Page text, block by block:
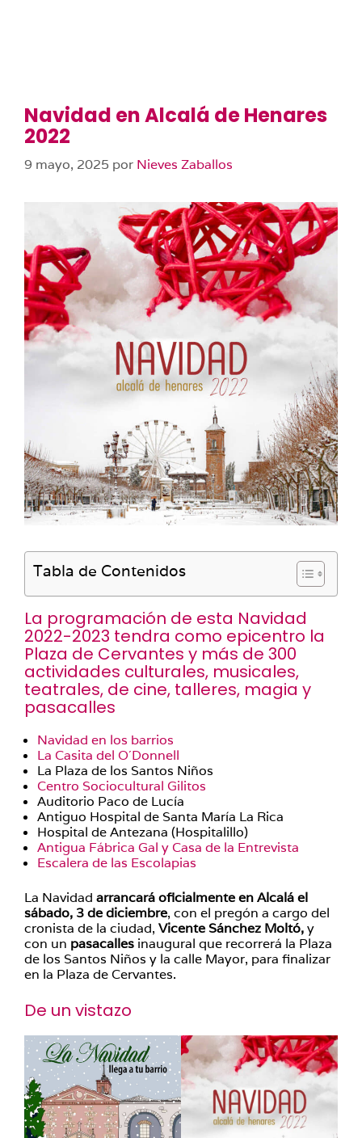
Navidad en Alcalá de Henares
2022
9 mayo, 2025 por Nieves Zaballos
Tabla de Contenidos
La programación de esta Navidad
2022-2023 tendra como epicentro la
Plaza de Cervantes y más de 300
actividades culturales, musicales,
teatrales, de cine, talleres, magia y
pasacalles
Navidad en los barrios
La Casita del O´Donnell
La Plaza de los Santos Niños
Centro Sociocultural Gilitos
Auditorio Paco de Lucía
Antiguo Hospital de Santa María La Rica
Hospital de Antezana (Hospitalillo)
Antigua Fábrica Gal y Casa de la Entrevista
Escalera de las Escolapias
La Navidad arrancará oficialmente en Alcalá el
sábado, 3 de diciembre, con el pregón a cargo del
cronista de la ciudad, Vicente Sánchez Moltó,y
con un pasacalles inaugural que recorrerá la Plaza
de los Santos Niños y la calle Mayor, para finalizar
en la Plaza de Cervantes.
De un vistazo